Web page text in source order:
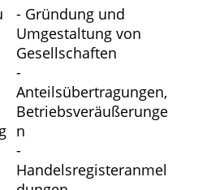
- Gründung und
Umgestaltung von
Gesellschaften
-
Anteilsübertragungen,
Betriebsveräußerunge
n
-
Handelsregisteranmel